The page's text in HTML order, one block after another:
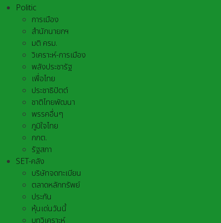
Politic
การเมือง
สำนักนายกฯ
มติ ครม.
วิเคราะห์-การเมือง
พลังประชารัฐ
เพื่อไทย
ประชาธิปัตต์
ชาติไทยพัฒนา
พรรคอื่นๆ
ภูมิใจไทย
กกต.
รัฐสภา
SET-คลัง
บริษัทจดทะเบียน
ตลาดหลักทรัพย์
ประกัน
หุ้นเด่นวันนี้
บทวิเคราะห์